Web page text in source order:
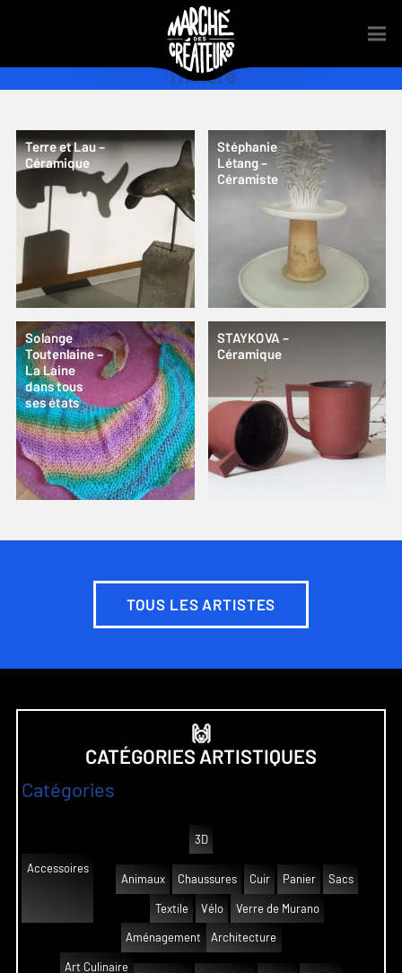
Théière
Terre et Lau –
Céramique
Stéphanie
Létang –
Céramiste
Solange
Toutenlaine –
La Laine
dans tous
ses états
STAYKOVA –
Céramique
TOUS LES ARTISTES
🙌
CATÉGORIES ARTISTIQUES
Catégories
3D
Accessoires
Animaux
Chaussures Cuir Panier Sacs
Textile Vélo Verre de Murano
Aménagement Architecture
Art Culinaire